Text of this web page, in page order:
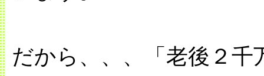
だから、、、「老後２千